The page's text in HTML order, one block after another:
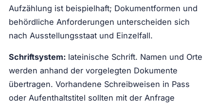
Aufzählung ist beispielhaft; Dokumentformen und
behördliche Anforderungen unterscheiden sich
nach Ausstellungsstaat und Einzelfall.
Schriftsystem: lateinische Schrift. Namen und Orte
werden anhand der vorgelegten Dokumente
übertragen. Vorhandene Schreibweisen in Pass
oder Aufenthaltstitel sollten mit der Anfrage